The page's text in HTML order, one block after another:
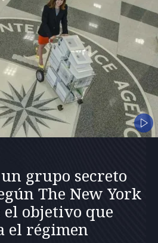
grupo secreto
The New York
el objetivo que
el régimen